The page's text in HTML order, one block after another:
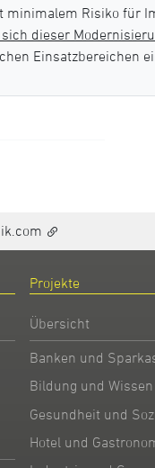
minimalem Risiko für
dieser
Einsatzbereichen
Projekte
Übersicht
Banken und
Bildung und Wissen
Gesundheit und
Hotel und